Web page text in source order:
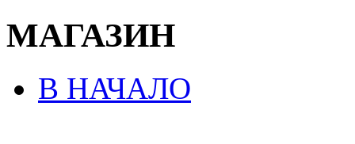
МАГАЗИН
В НАЧАЛО